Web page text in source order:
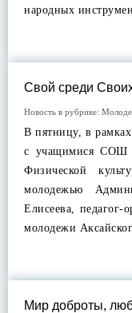
народных
Свой среди
Новость в рубрике:
В пятницу, в
с учащимися СОШ
Физической
молодежью
Елисеева, педагог-
молодежи
Мир доброты,